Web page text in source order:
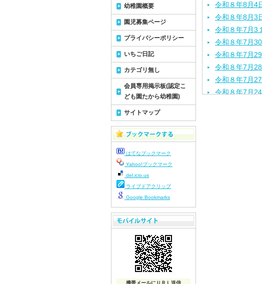
令和８年8月4
令和８年8月3
令和８年7月3
令和８年7月30
令和８年7月29
令和８年7月28
令和８年7月27
令和８年7月24
幼稚園概要
園児募集ページ
プライバシーポリシー
いちご日記
カテゴリ無し
会員専用掲示板(認定こ
ども園たから幼稚園)
サイトマップ
はてなブックマーク
Yahoo!ブックマーク
del.icio.us
ライブドアクリップ
Google Bookmarks
携帯メールにＵＲＬ送信